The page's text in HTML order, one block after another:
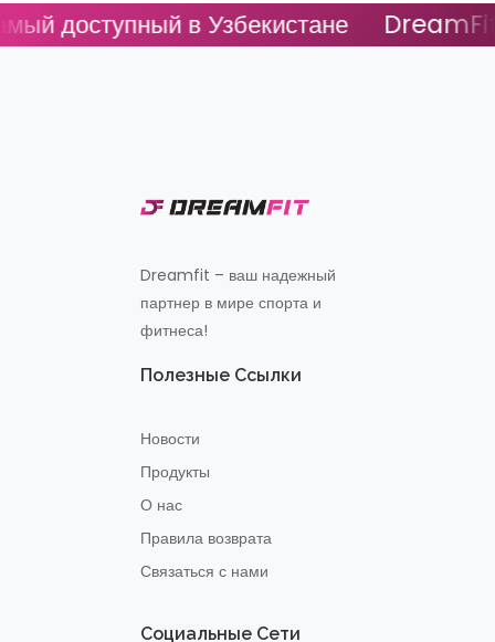
в Узбекистане DreamFit
Dreamfit – ваш надежный
партнер в мире спорта и
фитнеса!
Полезные Ссылки
Новости
Продукты
О нас
Правила возврата
Связаться с нами
Социальные Сети